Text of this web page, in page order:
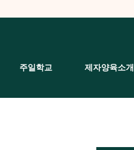
주일학교 제자양육소개